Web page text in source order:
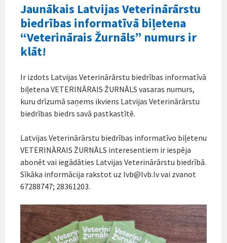
Jaunākais Latvijas Veterinārārstu
biedrības informatīvā biļetena
“Veterinārais Žurnāls” numurs ir
klāt!
Ir izdots Latvijas Veterinārārstu biedrības informatīvā
biļetena VETERINĀRAIS ŽURNĀLS vasaras numurs,
kuru drīzumā saņems ikviens Latvijas Veterinārārstu
biedrības biedrs savā pastkastītē.
Latvijas Veterinārārstu biedrības informatīvo biļetenu
VETERINĀRAIS ŽURNĀLS interesentiem ir iespēja
abonēt vai iegādāties Latvijas Veterinārārstu biedrībā.
Sīkāka informācija rakstot uz lvb@lvb.lv vai zvanot
67288747; 28361203.